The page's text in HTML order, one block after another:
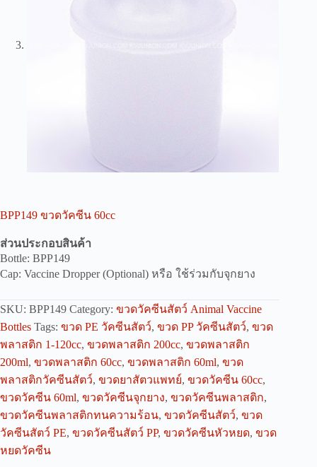
BPP149 ขวดวัคซีน 60cc
ส่วนประกอบสินค้า
Bottle: BPP149
Cap: Vaccine Dropper (Optional) หรือ ใช้ร่วมกับจุกยาง
SKU: BPP149 Category: ขวดวัคซีนสัตว์ Animal Vaccine
Bottles Tags: ขวด PE วัคซีนสัตว์, ขวด PP วัคซีนสัตว์, ขวด
พลาสติก 1-120cc, ขวดพลาสติก 200cc, ขวดพลาสติก
200ml, ขวดพลาสติก 60cc, ขวดพลาสติก 60ml, ขวด
พลาสติกวัคซีนสัตว์, ขวดยาสัตวแพทย์, ขวดวัคซีน 60cc,
ขวดวัคซีน 60ml, ขวดวัคซีนจุกยาง, ขวดวัคซีนพลาสติก,
ขวดวัคซีนพลาสติกทนความร้อน, ขวดวัคซีนสัตว์, ขวด
วัคซีนสัตว์ PE, ขวดวัคซีนสัตว์ PP, ขวดวัคซีนหัวหยด, ขวด
หยดวัคซีน